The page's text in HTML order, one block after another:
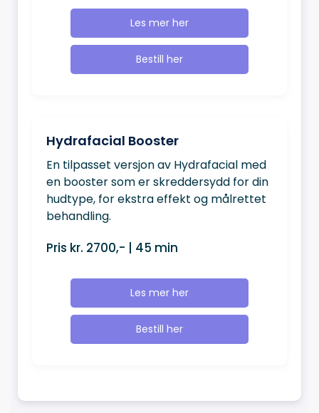
Les mer her
Bestill her
Hydrafacial Booster
En tilpasset versjon av Hydrafacial med
en booster som er skreddersydd for din
hudtype, for ekstra effekt og målrettet
behandling.
Pris kr. 2700,- | 45 min
Les mer her
Bestill her